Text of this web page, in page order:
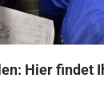
Hier findet